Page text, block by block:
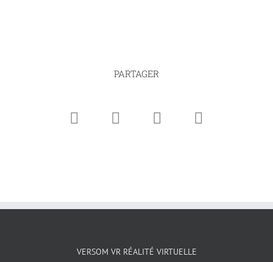
PARTAGER
VERSOM VR RÉALITÉ VIRTUELLE